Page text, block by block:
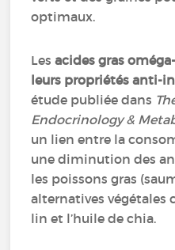
optimaux.
Lesacides gras
leurs propriétés anti-
étude publiée dans
Endocrinology &
un lien entre la
une diminution des
les poissons gras
alternatives végétales
lin et l’huile de chia.